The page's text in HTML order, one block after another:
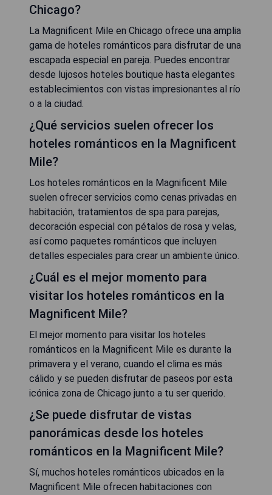
Chicago?
La Magnificent Mile en Chicago ofrece una amplia
gama de hoteles románticos para disfrutar de una
escapada especial en pareja. Puedes encontrar
desde lujosos hoteles boutique hasta elegantes
establecimientos con vistas impresionantes al río
o a la ciudad.
¿Qué servicios suelen ofrecer los
hoteles románticos en la Magnificent
Mile?
Los hoteles románticos en la Magnificent Mile
suelen ofrecer servicios como cenas privadas en
habitación, tratamientos de spa para parejas,
decoración especial con pétalos de rosa y velas,
así como paquetes románticos que incluyen
detalles especiales para crear un ambiente único.
¿Cuál es el mejor momento para
visitar los hoteles románticos en la
Magnificent Mile?
El mejor momento para visitar los hoteles
románticos en la Magnificent Mile es durante la
primavera y el verano, cuando el clima es más
cálido y se pueden disfrutar de paseos por esta
icónica zona de Chicago junto a tu ser querido.
¿Se puede disfrutar de vistas
panorámicas desde los hoteles
románticos en la Magnificent Mile?
Sí, muchos hoteles románticos ubicados en la
Magnificent Mile ofrecen habitaciones con